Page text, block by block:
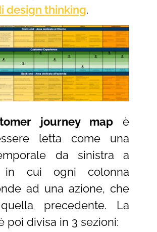
design thinking.
journey map è
letta come una
da sinistra a
in cui ogni colonna
ad una azione, che
precedente. La
poi divisa in 3 sezioni: